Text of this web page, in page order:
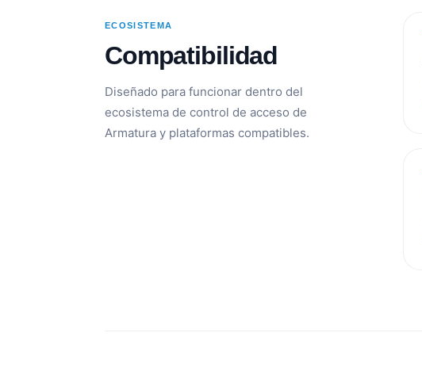
ECOSISTEMA
Compatibilidad
Diseñado para funcionar dentro del
ecosistema de control de acceso de
Armatura y plataformas compatibles.